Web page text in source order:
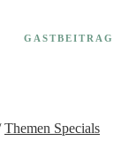
GASTBEITRAG
Themen Specials